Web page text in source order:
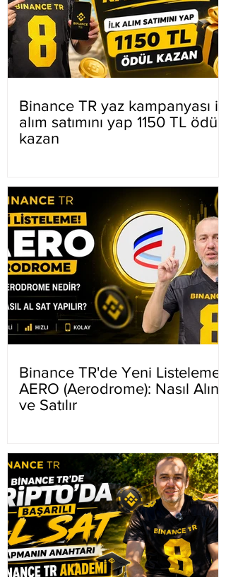
Binance TR yaz kampanyası ilk
alım satımını yap 1150 TL ödül
kazan
Binance TR'de Yeni Listeleme
AERO (Aerodrome): Nasıl Alınır
ve Satılır